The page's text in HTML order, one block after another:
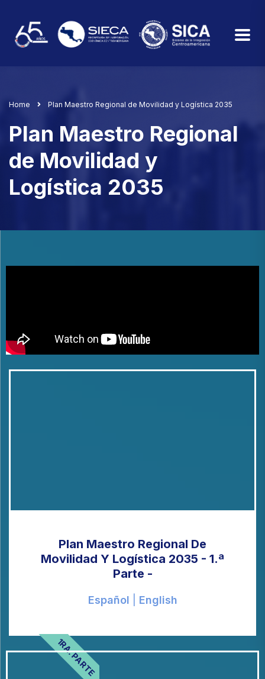
Home Plan Maestro Regional de Movilidad y Logística 2035
Plan Maestro Regional
de Movilidad y
Logística 2035
Plan Maestro Regional De
Movilidad Y Logística 2035 - 1.ª
Parte -
Español English
1RA. PARTE